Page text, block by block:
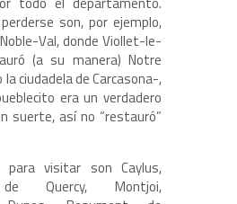
son, por ejemplo,
Val, donde Viollet-le-
(a su manera) Notre
la ciudadela de Carcasona-,
era un verdadero
suerte, así no “restauró”
para visitar son Caylus,
Quercy, Montjoi,